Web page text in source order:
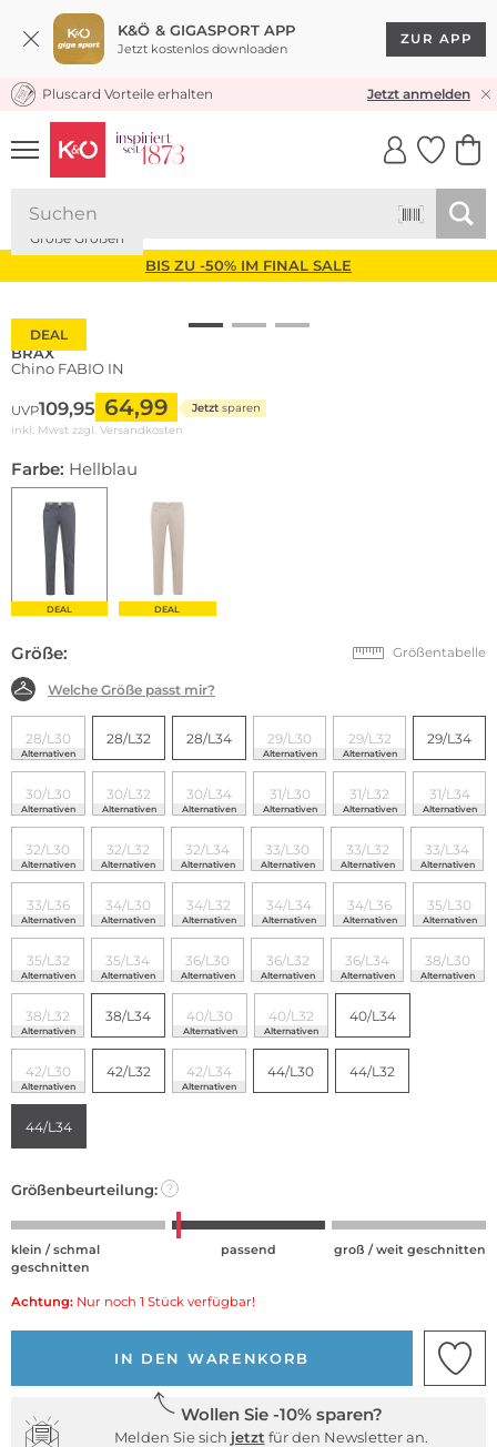
K&Ö & GIGASPORT APP
Jetzt kostenlos downloaden
ZUR APP
KOSTENLOSER VERSAND* & RÜCKVERSAND
Pluscard Vorteile erhalten Jetzt anmelden
UNSERE APP
CLICK &
BIS ZU -50% IM FINAL SALE
DEAL
Große Größen
BRAX
Chino FABIO IN
UVP109,95 64,99 Jetzt sparen
inkl. Mwst zzgl. Versandkosten
Farbe: Hellblau
DEAL DEAL
Größe: Größentabelle
Welche Größe passt mir?
28/L30
Alternativen
28/L32 28/L34 29/L30
Alternativen
29/L32
Alternativen
29/L34
30/L30
Alternativen
30/L32
Alternativen
30/L34
Alternativen
31/L30
Alternativen
31/L32
Alternativen
31/L34
Alternativen
32/L30
Alternativen
32/L32
Alternativen
32/L34
Alternativen
33/L30
Alternativen
33/L32
Alternativen
33/L34
Alternativen
33/L36
Alternativen
34/L30
Alternativen
34/L32
Alternativen
34/L34
Alternativen
34/L36
Alternativen
35/L30
Alternativen
35/L32
Alternativen
35/L34
Alternativen
36/L30
Alternativen
36/L32
Alternativen
36/L34
Alternativen
38/L30
Alternativen
38/L32
Alternativen
38/L34 40/L30
Alternativen
40/L32
Alternativen
40/L34
42/L30
Alternativen
42/L32 42/L34
Alternativen
44/L30 44/L32
44/L34
Größenbeurteilung: ?
klein / schmal
geschnitten
passend groß / weit geschnitten
Achtung: Nur noch 1 Stück verfügbar!
IN DEN WARENKORB
Wollen Sie -10% sparen?
Melden Sie sich jetzt für den Newsletter an.